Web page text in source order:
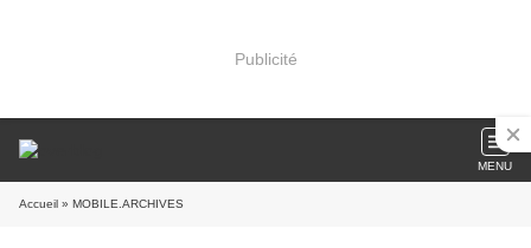
Publicité
MENU
Accueil » MOBILE.ARCHIVES